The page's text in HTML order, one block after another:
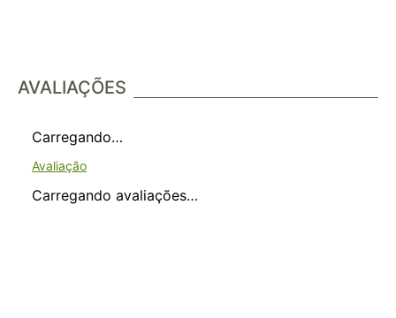
AVALIAÇÕES
Carregando…
Carregando avaliações…